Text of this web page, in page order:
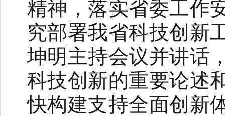
精神，落实省委工作
究部署我省科技创新
坤明主持会议并讲话
科技创新的重要论述
快构建支持全面创新